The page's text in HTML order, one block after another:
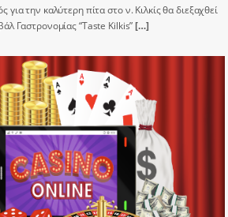
για την καλύτερη πίτα στο ν. Κιλκίς θα διεξαχθεί
Γαστρονομίας “Taste Kilkis”[…]